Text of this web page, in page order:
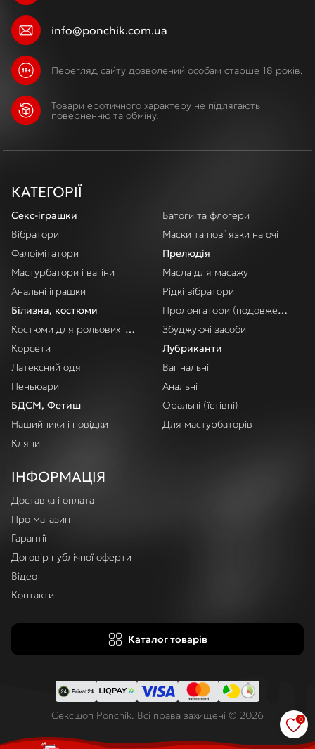
0
info@ponchik.com.ua
Перегляд сайту дозволений особам старше 18 років.
Товари еротичного характеру не підлягають
поверненню та обміну.
КАТЕГОРІЇ
Секс-іграшки
Вібратори
Фалоімітатори
Мастурбатори і вагіни
Анальні іграшки
Білизна, костюми
Костюми для рольових ігор
Корсети
Латексний одяг
Пеньюари
БДСМ, Фетиш
Нашийники і повідки
Кляпи
Батоги та флогери
Маски та пов`язки на очі
Прелюдія
Масла для масажу
Рідкі вібратори
Пролонгатори (подовження
Збуджуючі засоби
Лубриканти
Вагінальні
Анальні
Оральні (їстівні)
Для мастурбаторів
ІНФОРМАЦІЯ
Доставка і оплата
Про магазин
Гарантії
Договір публічної оферти
Відео
Контакти
Каталог товарів
Сексшоп Ponchik. Всі права захищені © 2026